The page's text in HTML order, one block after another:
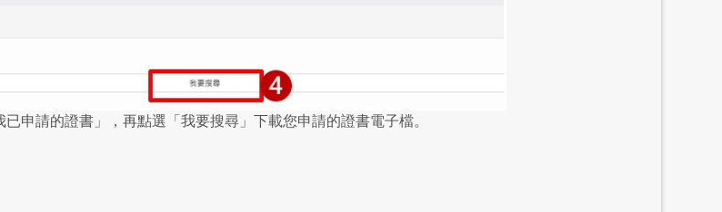
已申請的證書」，再點選「我要搜尋」下載您申請的證書電子檔。